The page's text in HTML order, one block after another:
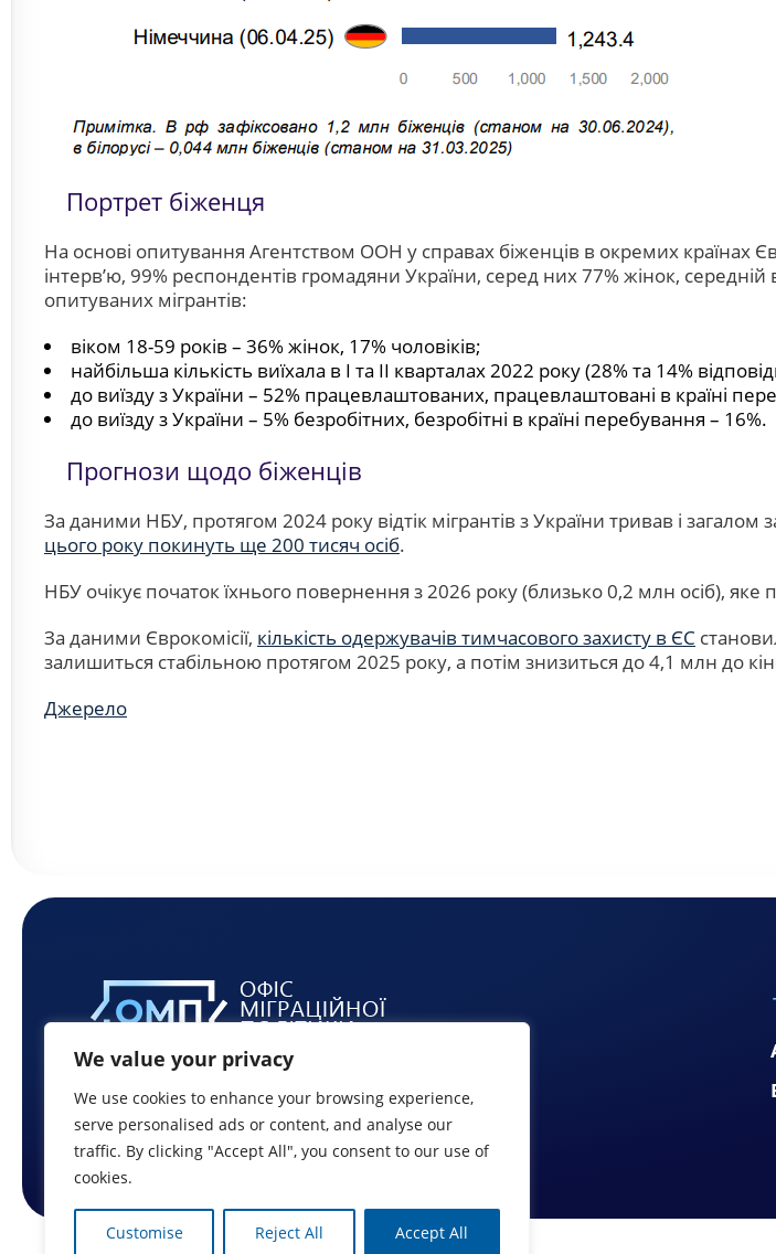
We value your privacy
We use cookies to enhance your browsing experience,
serve personalised ads or content, and analyse our
traffic. By clicking "Accept All", you consent to our use of
cookies.
Customise Reject All Accept All
Портрет біженця
На основі опитування Агентством ООН у справах біженців в окремих країнах
інтерв’ю, 99% респондентів громадяни України, серед них 77% жінок,
опитуваних мігрантів:
віком 18-59 років – 36% жінок, 17% чоловіків;
найбільша кількість виїхала в І та ІІ кварталах 2022 року (28% та 14%
до виїзду з України – 52% працевлаштованих, працевлаштовані в країні
до виїзду з України – 5% безробітних, безробітні в країні перебування – 16%.
Прогнози щодо біженців
За даними НБУ, протягом 2024 року відтік мігрантів з України тривав і
цього року покинуть ще 200 тисяч осіб.
НБУ очікує початок їхнього повернення з 2026 року (близько 0,2 млн осіб),
За даними Єврокомісії, кількість одержувачів тимчасового захисту в ЄС
залишиться стабільною протягом 2025 року, а потім знизиться до 4,1 млн до
Джерело